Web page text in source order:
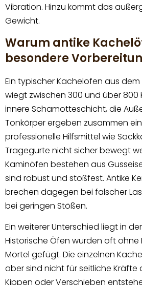
Vibration. Hinzu kommt das
Gewicht.
Warum antike
besondere
Ein typischer Kachelofen aus dem
wiegt zwischen 300 und über 800
innere Schamotteschicht, die
Tonkörper ergeben zusammen
professionelle Hilfsmittel wie
Tragegurte nicht sicher bewegt
Kaminöfen bestehen aus
sind robust und stoßfest. Antike
brechen dagegen bei falscher
bei geringen Stößen.
Ein weiterer Unterschied liegt in
Historische Öfen wurden oft ohne
Mörtel gefügt. Die einzelnen
aber sind nicht für seitliche Kräfte
Kippen oder Verschieben